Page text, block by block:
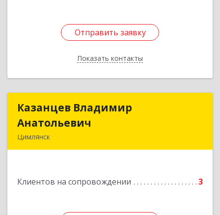
Отправить заявку
Показать контакты
Отправить заявку
Назад
Казанцев Владимир
Анатольевич
Цимлянск
Клиентов на сопровождении 3
Казанцев Владимир
Подробнее